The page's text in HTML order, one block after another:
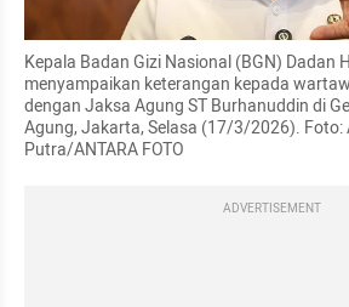
Kepala Badan Gizi Nasional (BGN) Dadan
menyampaikan keterangan kepada
dengan Jaksa Agung ST Burhanuddin di
Agung, Jakarta, Selasa (17/3/2026). Foto:
Putra/ANTARA FOTO
ADVERTISEMENT